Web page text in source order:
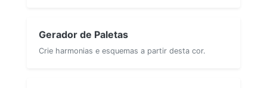
Gerador de Paletas
Crie harmonias e esquemas a partir desta cor.